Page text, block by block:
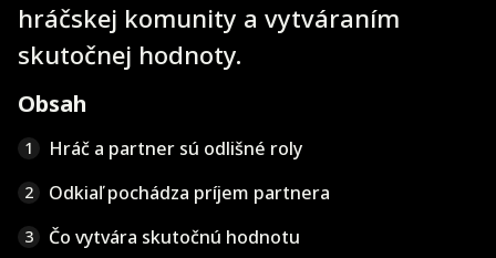
hráčskej komunity a vytváraním
skutočnej hodnoty.
Obsah
1 Hráč a partner sú odlišné roly
2 Odkiaľ pochádza príjem partnera
3 Čo vytvára skutočnú hodnotu